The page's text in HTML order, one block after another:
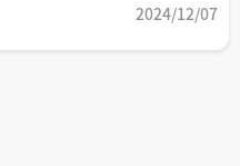
2024/12/07